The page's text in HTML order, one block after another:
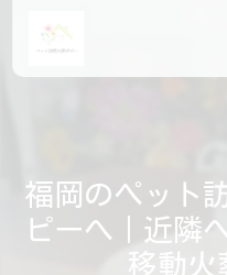
福岡のペット
ピーへ｜近隣
移動